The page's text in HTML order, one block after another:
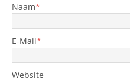
Naam*
E-Mail*
Website